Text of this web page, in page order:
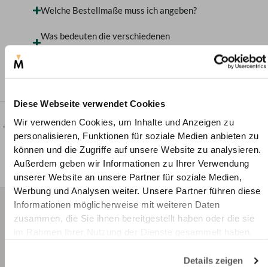
Diese Webseite verwendet Cookies
Wir verwenden Cookies, um Inhalte und Anzeigen zu
personalisieren, Funktionen für soziale Medien anbieten zu
können und die Zugriffe auf unsere Website zu analysieren.
Außerdem geben wir Informationen zu Ihrer Verwendung
unserer Website an unsere Partner für soziale Medien,
Werbung und Analysen weiter. Unsere Partner führen diese
Informationen möglicherweise mit weiteren Daten
zusammen, die Sie ihnen bereitgestellt haben oder die sie
Details zeigen
Welche Bestellmaße muss ich angeben?
Was bedeuten die verschiedenen
← zurück weiter
Wir
beraten
+49 221 2926
2310 (Mo - Fr 8.00 -
info@deine-